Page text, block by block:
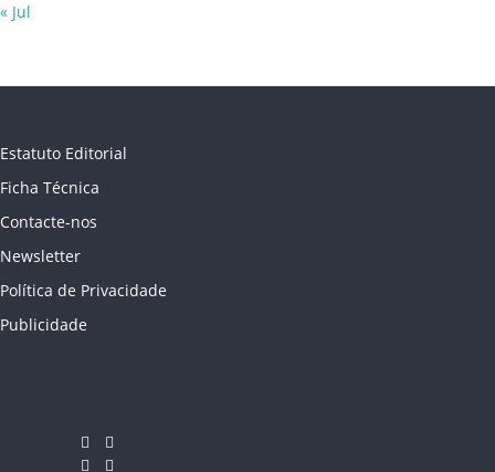
« Jul
Estatuto Editorial
Ficha Técnica
Contacte-nos
Newsletter
Política de Privacidade
Publicidade